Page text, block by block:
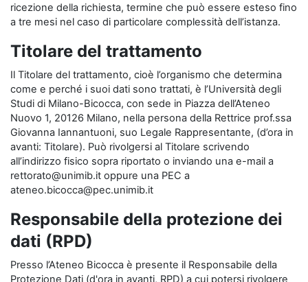
ricezione della richiesta, termine che può essere esteso fino
a tre mesi nel caso di particolare complessità dell’istanza.
Titolare del trattamento
Il Titolare del trattamento, cioè l’organismo che determina
come e perché i suoi dati sono trattati, è l’Università degli
Studi di Milano-Bicocca, con sede in Piazza dell’Ateneo
Nuovo 1, 20126 Milano, nella persona della Rettrice prof.ssa
Giovanna Iannantuoni, suo Legale Rappresentante, (d’ora in
avanti: Titolare). Può rivolgersi al Titolare scrivendo
all’indirizzo fisico sopra riportato o inviando una e-mail a
rettorato@unimib.it oppure una PEC a
ateneo.bicocca@pec.unimib.it
Responsabile della protezione dei
dati (RPD)
Presso l’Ateneo Bicocca è presente il Responsabile della
Protezione Dati (d'ora in avanti, RPD) a cui potersi rivolgere